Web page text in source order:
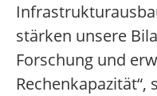
stärken unsere
Forschung und